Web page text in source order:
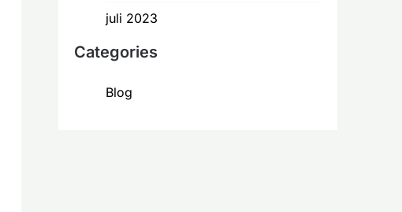
juli 2023
Categories
Blog